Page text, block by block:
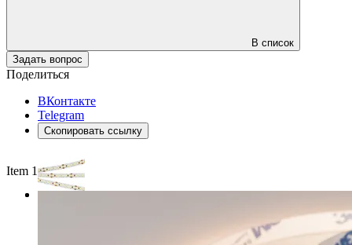
В список
Задать вопрос
Поделиться
ВКонтакте
Telegram
Скопировать ссылку
Item 1 of 2